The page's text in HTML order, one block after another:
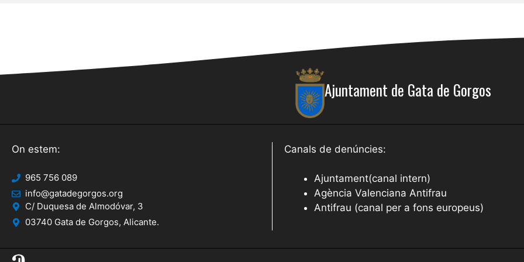
Ajuntament de Gata de Gorgos
On estem:
965 756 089
info@gatadegorgos.org
C/ Duquesa de Almodóvar, 3
03740 Gata de Gorgos, Alicante.
Canals de denúncies:
Ajuntament(canal intern)
Agència Valenciana Antifrau
Antifrau (canal per a fons europeus)